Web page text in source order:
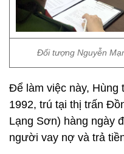
Đối tượng Nguyễn
Để làm việc này, Hùng
1992, trú tại thị trấn
Lạng Sơn) hàng ngày
người vay nợ và trả